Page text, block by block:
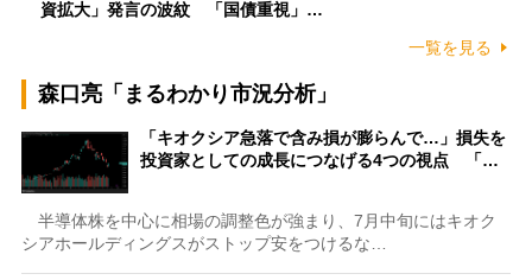
資拡大」発言の波紋 「国債重視」…
一覧を見る
森口亮「まるわかり市況分析」
「キオクシア急落で含み損が膨らんで…」損失を
投資家としての成長につなげる4つの視点 「…
半導体株を中心に相場の調整色が強まり、7月中旬にはキオク
シアホールディングスがストップ安をつけるな…